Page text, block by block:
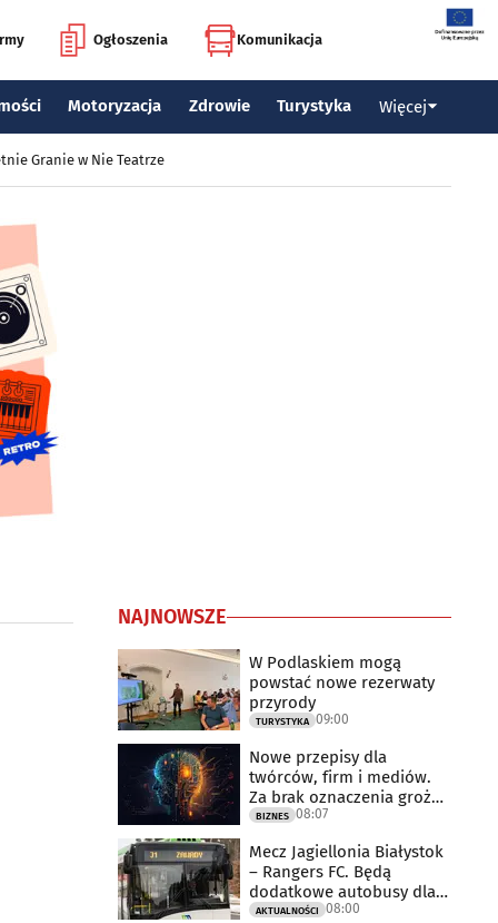
Ogłoszenia Komunikacja
Motoryzacja Zdrowie Turystyka Więcej
Granie w Nie Teatrze
NAJNOWSZE
W Podlaskiem mogą
powstać nowe rezerwaty
przyrody
TURYSTYKA 09:00
Nowe przepisy dla
twórców, firm i mediów.
Za brak oznaczenia grożą
milionowe
BIZNES 08:07
Mecz Jagiellonia Białystok
– Rangers FC. Będą
dodatkowe autobusy dla
kibiców
AKTUALNOŚCI 08:00